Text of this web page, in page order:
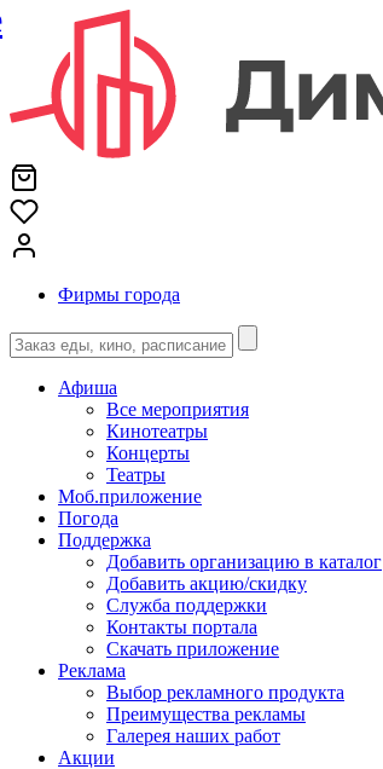
Фирмы города
Афиша
Все мероприятия
Кинотеатры
Концерты
Театры
Моб.приложение
Погода
Поддержка
Добавить организацию в каталог
Добавить акцию/скидку
Служба поддержки
Контакты портала
Скачать приложение
Реклама
Выбор рекламного продукта
Преимущества рекламы
Галерея наших работ
Акции